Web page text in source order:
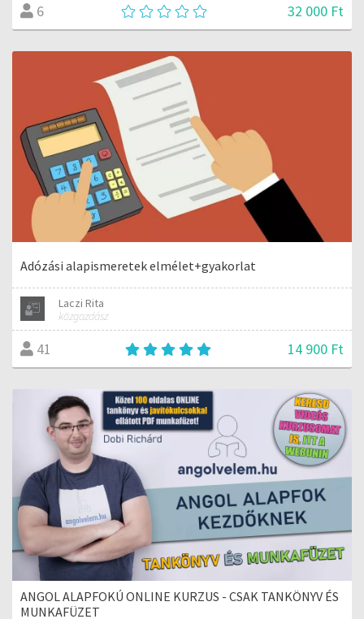
6 32 000 Ft
Adózási alapismeretek elmélet+gyakorlat
Laczi Rita
közgazdász
41 14 900 Ft
ANGOL ALAPFOKÚ ONLINE KURZUS - CSAK TANKÖNYV ÉS
MUNKAFÜZET